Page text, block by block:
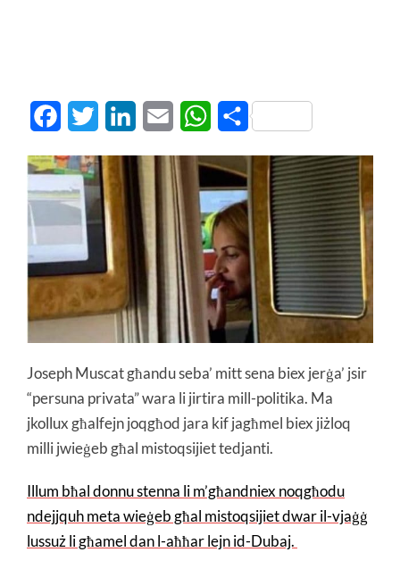
FacebookTwitter LinkedInEmail WhatsApp
Share
Joseph Muscat għandu seba’ mitt sena biex jerġa’ jsir
“persuna privata” wara li jirtira mill-politika. Ma
jkollux għalfejn joqgħod jara kif jagħmel biex jiżloq
milli jwieġeb għal mistoqsijiet tedjanti.
Illum bħal donnu stenna li m’għandniex noqgħodu
ndejjquh meta wieġeb għal mistoqsijiet dwar il-vjaġġ
lussuż li għamel dan l-aħħar lejn id-Dubaj.